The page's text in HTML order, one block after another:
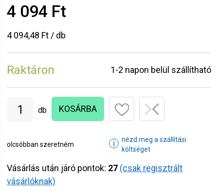
4 094 Ft
4 094,48 Ft / db
Raktáron 1-2 napon belül szállítható
db KOSÁRBA
olcsóbban szeretném ℹ
nézd meg a szállítási
költséget
Vásárlás után járó pontok: 27 (csak regisztrált
vásárlóknak)